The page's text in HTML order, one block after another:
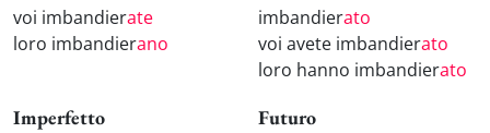
voi imbandierate
loro imbandierano
imbandierato
voi avete imbandierato
loro hanno imbandierato
Imperfetto Futuro